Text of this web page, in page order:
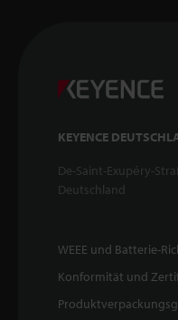
KEYENCE
De-Saint-Exupéry-
Deutschland
WEEE und Batterie-
Konformität und